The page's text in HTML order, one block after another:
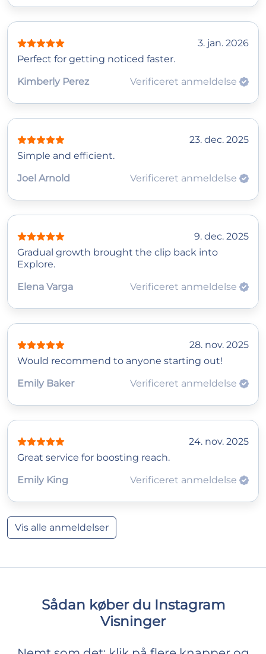
3. jan. 2026
Perfect for getting noticed faster.
Kimberly Perez
Verificeret anmeldelse
23. dec. 2025
Simple and efficient.
Joel Arnold
Verificeret anmeldelse
9. dec. 2025
Gradual growth brought the clip back into
Explore.
Elena Varga
Verificeret anmeldelse
28. nov. 2025
Would recommend to anyone starting out!
Emily Baker
Verificeret anmeldelse
24. nov. 2025
Great service for boosting reach.
Emily King
Verificeret anmeldelse
Vis alle anmeldelser
Sådan køber du Instagram
Visninger